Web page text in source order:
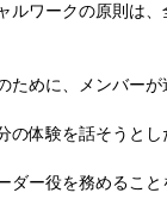
ルワークの原則は
ために、メンバー
の体験を話そうと
ダー役を務めるこ